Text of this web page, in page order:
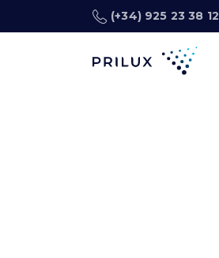
(+34) 925 23 38 12